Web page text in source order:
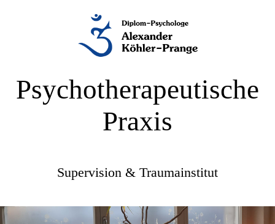
Psychotherapeutische
Praxis
Supervision & Traumainstitut